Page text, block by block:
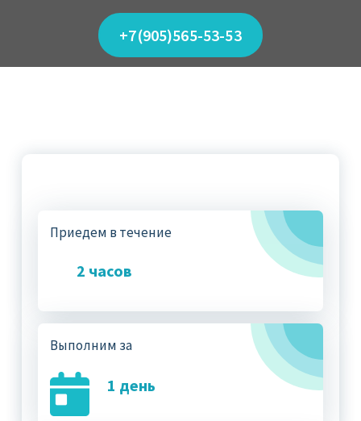
+7(905)565-53-53
Приедем в течение
2 часов
Выполним за
1 день